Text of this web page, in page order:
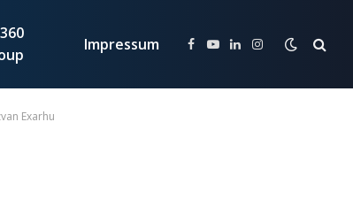
Impressum Facebook
YouTube
LinkedInInstagram
Exarhu